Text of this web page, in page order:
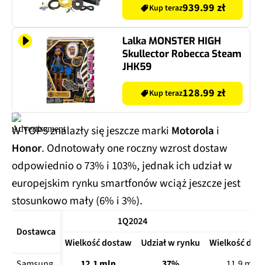
Kup teraz939.99 zł
Lalka MONSTER HIGH
Skullector Robecca Steam
JHK59
Kup teraz128.99 zł
W TOP5 znalazły się jeszcze marki Motorola i
Honor. Odnotowały one roczny wzrost dostaw
odpowiednio o 73% i 103%, jednak ich udział w
europejskim rynku smartfonów wciąż jeszcze jest
stosunkowo mały (6% i 3%).
Dostawca
1Q2024
Wielkość dostaw
Udział w rynku
Wielkość